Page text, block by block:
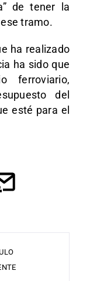
de tener la
tramo.
ha realizado
ha sido que
ferroviario,
del
esté para el